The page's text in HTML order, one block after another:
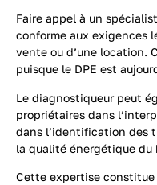
Faire appel à un
conforme aux exigences
vente ou d’une location.
puisque le DPE est
Le diagnostiqueur peut
propriétaires dans
dans l’identification des
la qualité énergétique du
Cette expertise